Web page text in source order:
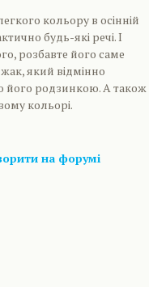
кольору в осінній
будь-які речі. І
розбавте його саме
який відмінно
його родзинкою. А також
кольорі.
на форумі